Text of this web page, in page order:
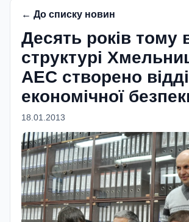
← До списку новин
Десять років тому
структурі
АЕС створено
економічної
18.01.2013